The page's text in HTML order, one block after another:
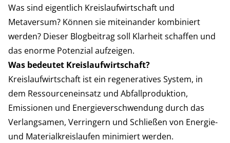
Was sind eigentlich Kreislaufwirtschaft und
Metaversum? Können sie miteinander kombiniert
werden? Dieser Blogbeitrag soll Klarheit schaffen und
das enorme Potenzial aufzeigen.
Was bedeutet Kreislaufwirtschaft?
Kreislaufwirtschaft ist ein regeneratives System, in
dem Ressourceneinsatz und Abfallproduktion,
Emissionen und Energieverschwendung durch das
Verlangsamen, Verringern und Schließen von Energie-
und Materialkreislaufen minimiert werden.